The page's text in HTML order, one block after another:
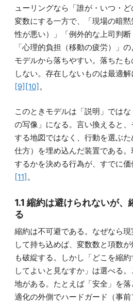
ューリングなら「誰が・いつ・
変数にする一方で、「現場の暗
性が悪い）」「例外的な上司判断
「心理的負担（移動の疲労）」
モデルから落ちやすい。落ちた
しない。存在しないものは最適
[9][10] 。
このときモデルは「説明」では
の写像」になる。言い換えると
する地図ではなく、行動を選ぶ
仕方）を埋め込んだ装置である。
するかを決める行為が、すでに価
[11] 。
1.1 縮約は避けられないが
る
縮約は不可避である。なぜなら
して持ち込めば、変数数と項数
も破綻する。しかし「どこを縮
してよいと見なすか」は選べる
地がある。たとえば「安全」を
適化の外側でハードガード（事